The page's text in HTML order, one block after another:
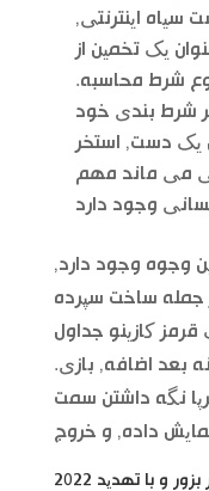
سیاه اینترنتی,
یک تخمین از
شرط محاسبه.
شرط بندی خود
یک دست, استخر
می ماند مهم
وجوه وجود دارد,
جمله ساخت سپرده
کازینو جداول
بعد اضافه, بازی.
نگه داشتن سمت
و با تهدید 2022